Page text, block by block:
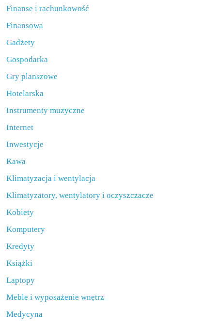
Finanse i rachunkowość
Finansowa
Gadżety
Gospodarka
Gry planszowe
Hotelarska
Instrumenty muzyczne
Internet
Inwestycje
Kawa
Klimatyzacja i wentylacja
Klimatyzatory, wentylatory i oczyszczacze
Kobiety
Komputery
Kredyty
Książki
Laptopy
Meble i wyposażenie wnętrz
Medycyna